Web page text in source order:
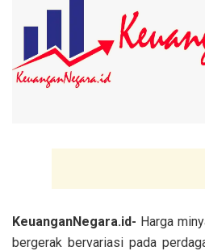
KeuanganNegara.id- Harga
bergerak bervariasi pada